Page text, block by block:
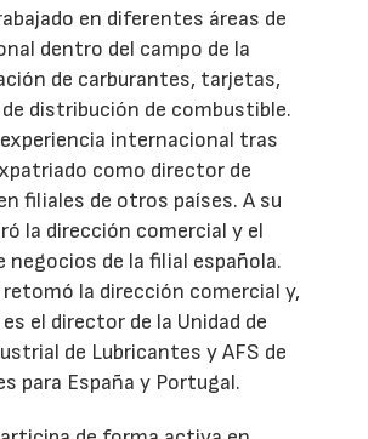
en diferentes áreas de
dentro del campo de la
de carburantes, tarjetas,
distribución de combustible.
internacional tras
como director de
filiales de otros países. A su
la dirección comercial y el
negocios de la filial española.
retomó la dirección comercial y,
el director de la Unidad de
de Lubricantes y AFS de
para España y Portugal.